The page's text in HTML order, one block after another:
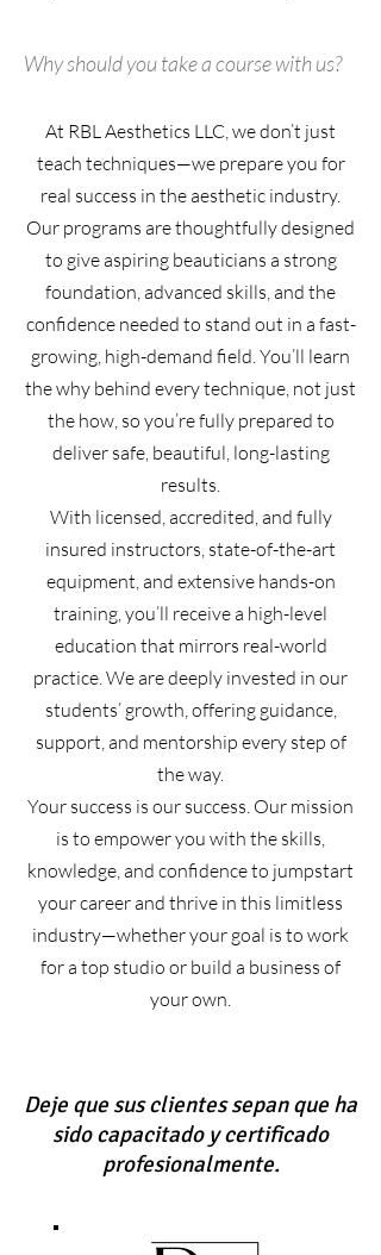
Why should you take a course with us?
At RBL Aesthetics LLC, we don’t just
teach techniques—we prepare you for
real success in the aesthetic industry.
Our programs are thoughtfully designed
to give aspiring beauticians a strong
foundation, advanced skills, and the
confidence needed to stand out in a fast-
growing, high-demand field. You’ll learn
the why behind every technique, not just
the how, so you’re fully prepared to
deliver safe, beautiful, long-lasting
results.
With licensed, accredited, and fully
insured instructors, state-of-the-art
equipment, and extensive hands-on
training, you’ll receive a high-level
education that mirrors real-world
practice. We are deeply invested in our
students’ growth, offering guidance,
support, and mentorship every step of
the way.
Your success is our success. Our mission
is to empower you with the skills,
knowledge, and confidence to jumpstart
your career and thrive in this limitless
industry—whether your goal is to work
for a top studio or build a business of
your own.
Deje que sus clientes sepan que ha
sido capacitado y certificado
profesionalmente.